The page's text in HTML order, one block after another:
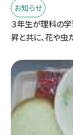
お知らせ
３年生が理科の学
昇と共に、花や虫